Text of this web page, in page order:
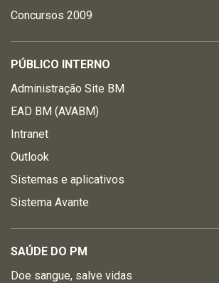
Concursos 2009
PÚBLICO INTERNO
Administração Site BM
EAD BM (AVABM)
Intranet
Outlook
Sistemas e aplicativos
Sistema Avante
SAÚDE DO PM
Doe sangue, salve vidas